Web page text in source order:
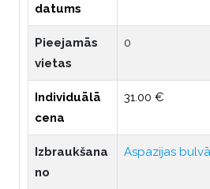
datums
Pieejamās
vietas
0
Individuālā
cena
31.00 €
Izbraukšana
no
Aspazijas